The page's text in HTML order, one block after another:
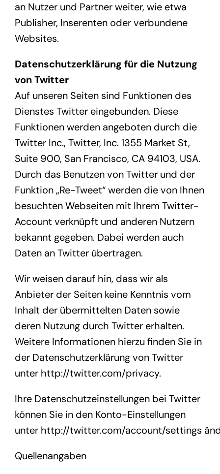
an Nutzer und Partner weiter, wie etwa
Publisher, Inserenten oder verbundene
Websites.
Datenschutzerklärung für die Nutzung
von Twitter
Auf unseren Seiten sind Funktionen des
Dienstes Twitter eingebunden. Diese
Funktionen werden angeboten durch die
Twitter Inc., Twitter, Inc. 1355 Market St,
Suite 900, San Francisco, CA 94103, USA.
Durch das Benutzen von Twitter und der
Funktion „Re-Tweet“ werden die von Ihnen
besuchten Webseiten mit Ihrem Twitter-
Account verknüpft und anderen Nutzern
bekannt gegeben. Dabei werden auch
Daten an Twitter übertragen.
Wir weisen darauf hin, dass wir als
Anbieter der Seiten keine Kenntnis vom
Inhalt der übermittelten Daten sowie
deren Nutzung durch Twitter erhalten.
Weitere Informationen hierzu finden Sie in
der Datenschutzerklärung von Twitter
unter http://twitter.com/privacy.
Ihre Datenschutzeinstellungen bei Twitter
können Sie in den Konto-Einstellungen
unter http://twitter.com/account/settings
Quellenangaben